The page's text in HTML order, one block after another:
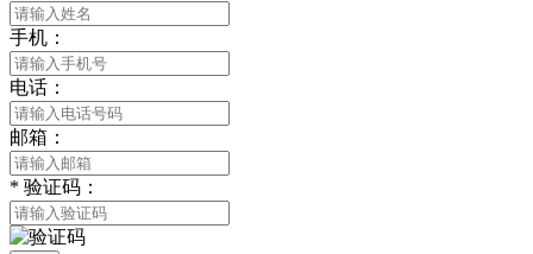
手机：
电话：
邮箱：
* 验证码：